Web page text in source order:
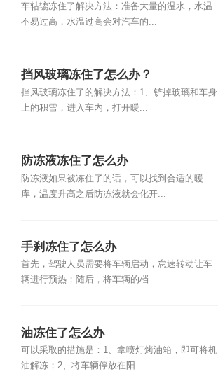
车轱辘冻住了解决方法：准备大量的温水，水温
不易过高，水温过高会对汽车的...
挡风玻璃冻住了怎么办？
挡风玻璃冻住了的解决方法：1、铲掉玻璃和车身
上的积雪，进入车内，打开暖...
防冻液冻住了怎么办
防冻液如果被冻住了的话，可以找到合适的暖
库，温度升高之后防冻液就会化开...
手刹冻住了怎么办
首先，驾驶人员需要将车辆启动，怠速转动让车
辆进行预热；随后，将车辆的档...
油冻住了怎么办
可以采取的措施是：1、拿喷灯烤油箱，即可将机
油解冻；2、将车辆停放在阳...